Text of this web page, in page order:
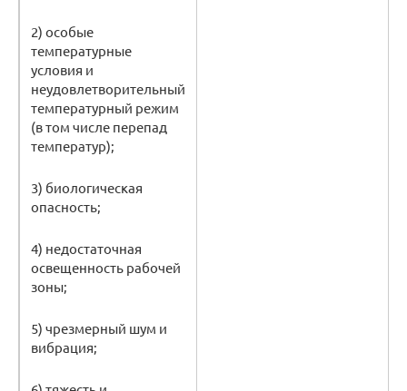
2) особые
температурные
условия и
неудовлетворительный
температурный режим
(в том числе перепад
температур);
3) биологическая
опасность;
4) недостаточная
освещенность рабочей
зоны;
5) чрезмерный шум и
вибрация;